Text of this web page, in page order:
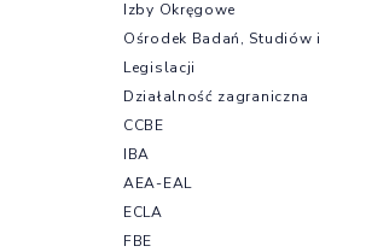
Izby Okręgowe
Ośrodek Badań, Studiów i
Legislacji
Działalność zagraniczna
CCBE
IBA
AEA-EAL
ECLA
FBE